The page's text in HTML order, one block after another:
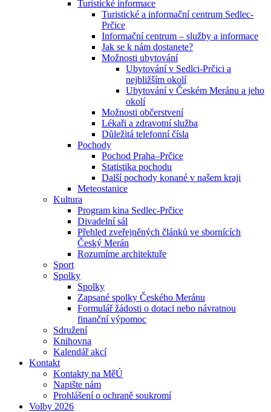
Turistické informace
Turistické a informační centrum Sedlec-
Prčice
Informační centrum – služby a informace
Jak se k nám dostanete?
Možnosti ubytování
Ubytování v Sedlci-Prčici a
nejbližším okolí
Ubytování v Českém Meránu a jeho
okolí
Možnosti občerstvení
Lékaři a zdravotní služba
Důležitá telefonní čísla
Pochody
Pochod Praha–Prčice
Statistika pochodu
Další pochody konané v našem kraji
Meteostanice
Kultura
Program kina Sedlec-Prčice
Divadelní sál
Přehled zveřejněných článků ve sbornících
Český Merán
Rozumíme architektuře
Sport
Spolky
Spolky
Zapsané spolky Českého Meránu
Formulář žádosti o dotaci nebo návratnou
finanční výpomoc
Sdružení
Knihovna
Kalendář akcí
Kontakt
Kontakty na MěÚ
Napište nám
Prohlášení o ochraně soukromí
Volby 2026